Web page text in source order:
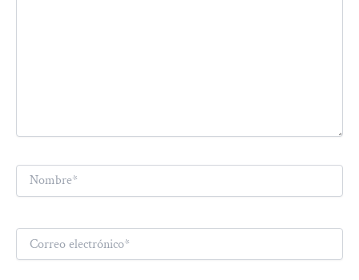
Nombre*
electrónico*